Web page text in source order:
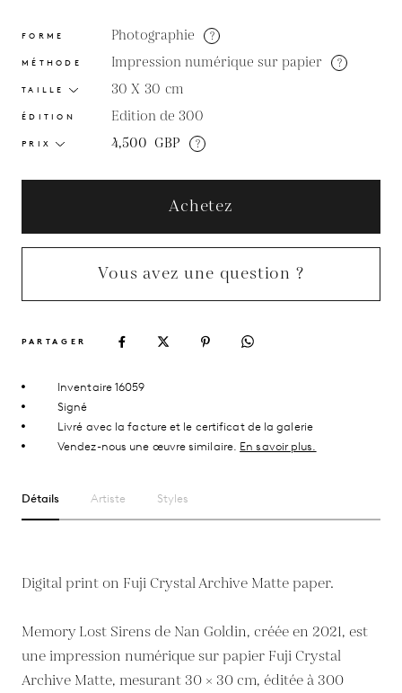
FORME Photographie ?
MÉTHODE Impression numérique sur papier ?
TAILLE 30 X 30 cm
ÉDITION Edition de 300
PRIX 4,500 GBP ?
Achetez
Vous avez une question ?
PARTAGER
Inventaire 16059
Signé
Livré avec la facture et le certificat de la galerie
Vendez-nous une œuvre similaire. En savoir plus.
Détails Artiste Styles
Digital print on Fuji Crystal Archive Matte paper.
Memory Lost Sirens de Nan Goldin, créée en 2021, est
une impression numérique sur papier Fuji Crystal
Archive Matte, mesurant 30 × 30 cm, éditée à 300